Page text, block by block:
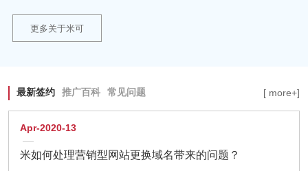
更多关于米可
最新签约 推广百科 常见问题 [ more+]
Apr-2020-13
米如何处理营销型网站更换域名带来的问题？